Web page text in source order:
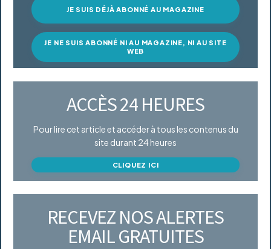
JE SUIS DÉJÀ ABONNÉ AU MAGAZINE
JE NE SUIS ABONNÉ NI AU MAGAZINE, NI AU SITE
WEB
ACCÈS 24 HEURES
Pour lire cet article et accéder à tous les contenus du
site durant 24 heures
CLIQUEZ ICI
RECEVEZ NOS ALERTES
EMAIL GRATUITES